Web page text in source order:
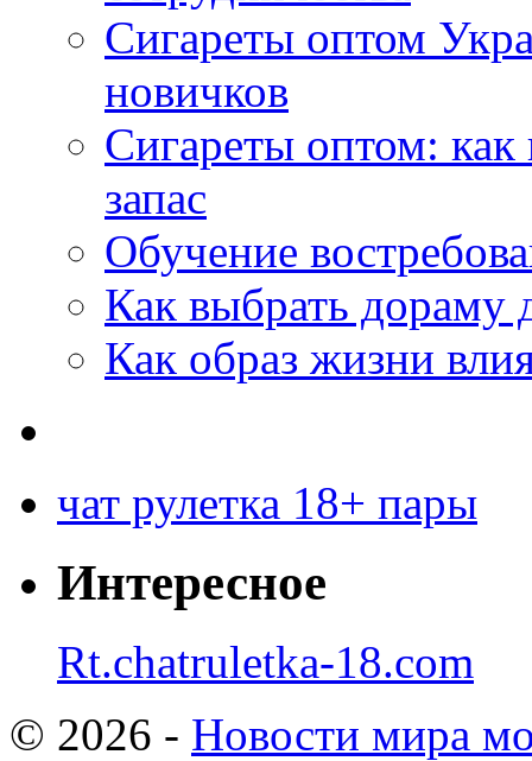
Сигареты оптом
новичков
Сигареты оптом:
запас
Обучение
Как выбрать дораму
Как образ жизни
чат рулетка 18+ пары
Интересное
Rt.chatruletka-18.com
© 2026 - Новости мира